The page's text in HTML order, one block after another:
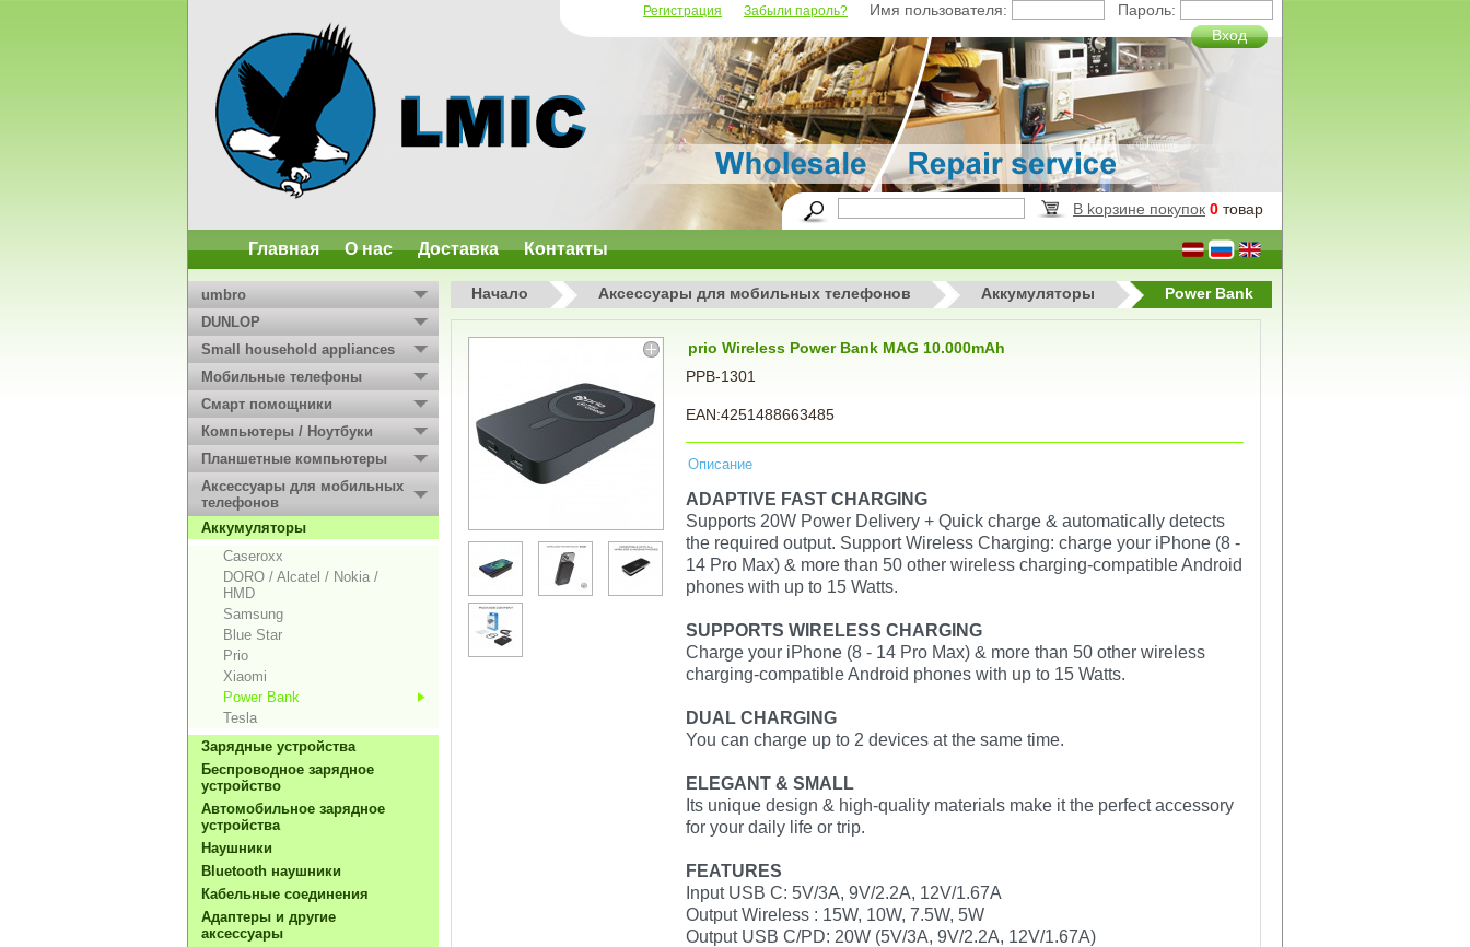
Регистрация Забыли пароль? Имя пользователя:
Пароль:
Вход
B kорзинe покупок 0 товар
Главная О нас Доставка Контакты
umbro
DUNLOP
Small household appliances
Мобильные телефоны
Смарт помощники
Компьютеры / Ноутбуки
Планшетные компьютеры
Аксессуары для мобильных
телефонов
Aккумуляторы
Caseroxx
DORO / Alcatel / Nokia /
HMD
Samsung
Blue Star
Prio
Xiaomi
Power Bank
Tesla
Зарядные устройства
Беспроводное зарядное
устройство
Автомобильное зарядное
устройства
Hаушники
Bluetooth наушники
Кабельные соединения
Адаптеры и другие
аксессуары
Начало Аксессуары для мобильных телефонов Aккумуляторы Power Bank
prio Wireless Power Bank MAG 10.000mAh
PPB-1301
EAN:4251488663485
Описание
ADAPTIVE FAST CHARGING
Supports 20W Power Delivery + Quick charge & automatically detects
the required output. Support Wireless Charging: charge your iPhone (8 -
14 Pro Max) & more than 50 other wireless charging-compatible Android
phones with up to 15 Watts.
SUPPORTS WIRELESS CHARGING
Charge your iPhone (8 - 14 Pro Max) & more than 50 other wireless
charging-compatible Android phones with up to 15 Watts.
DUAL CHARGING
You can charge up to 2 devices at the same time.
ELEGANT & SMALL
Its unique design & high-quality materials make it the perfect accessory
for your daily life or trip.
FEATURES
Input USB C: 5V/3A, 9V/2.2A, 12V/1.67A
Output Wireless : 15W, 10W, 7.5W, 5W
Output USB C/PD: 20W (5V/3A, 9V/2.2A, 12V/1.67A)